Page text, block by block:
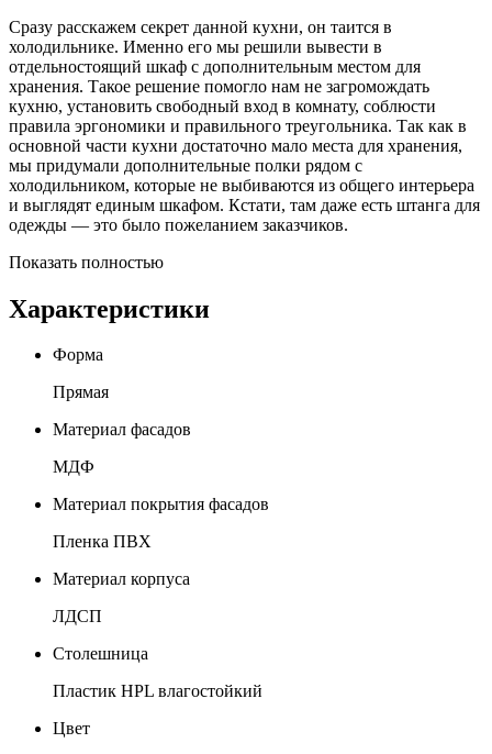
Сразу расскажем секрет данной кухни, он таится в
холодильнике. Именно его мы решили вывести в
отдельностоящий шкаф с дополнительным местом для
хранения. Такое решение помогло нам не загромождать
кухню, установить свободный вход в комнату, соблюсти
правила эргономики и правильного треугольника. Так как в
основной части кухни достаточно мало места для хранения,
мы придумали дополнительные полки рядом с
холодильником, которые не выбиваются из общего интерьера
и выглядят единым шкафом. Кстати, там даже есть штанга для
одежды — это было пожеланием заказчиков.
Показать полностью
Характеристики
Форма
Прямая
Материал фасадов
МДФ
Материал покрытия фасадов
Пленка ПВХ
Материал корпуса
ЛДСП
Столешница
Пластик HPL влагостойкий
Цвет